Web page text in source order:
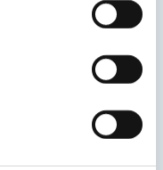
Het idee en het
beeld
Wel moet het
iedereen binnen